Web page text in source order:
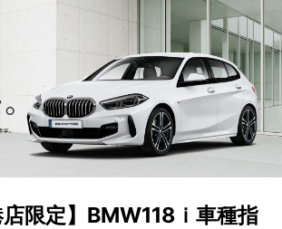
店限定】BMW118ｉ車種指